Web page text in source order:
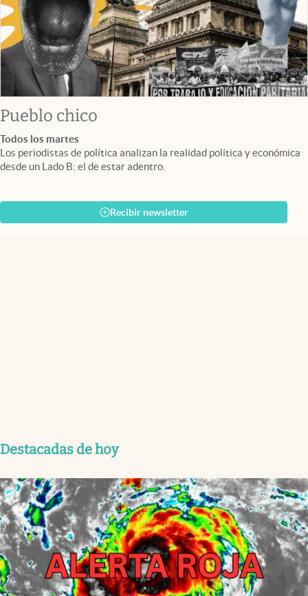
Pueblo chico
Todos los martes
Los periodistas de política analizan la realidad política y económica
desde un Lado B: el de estar adentro.
Recibir newsletter
Destacadas de hoy